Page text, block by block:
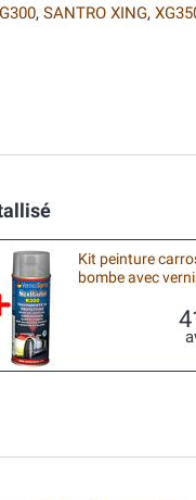
, SANTRO XING,
Kit peinture
bombe avec